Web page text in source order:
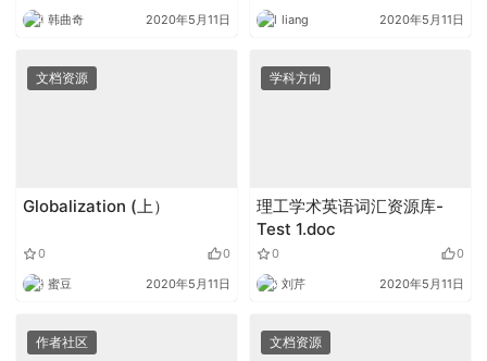
韩曲奇 2020年5月11日 liang 2020年5月11日
文档资源
Globalization (上）
0 0
蜜豆 2020年5月11日
学科方向
理工学术英语词汇资源库-
Test 1.doc
0 0
刘芹 2020年5月11日
作者社区 文档资源